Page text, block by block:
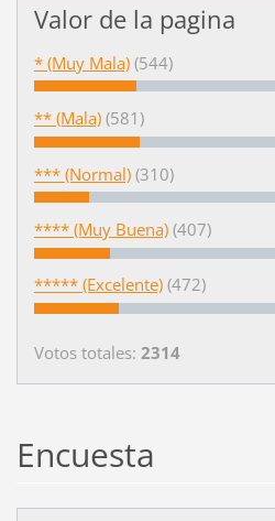
Valor de la pagina
* (Muy Mala) (544)
** (Mala) (581)
*** (Normal) (310)
**** (Muy Buena) (407)
***** (Excelente) (472)
Votos totales: 2314
Encuesta